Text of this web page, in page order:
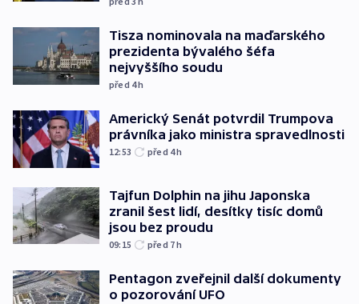
Tisza nominovala na maďarského
prezidenta bývalého šéfa
nejvyššího soudu
před 4h
Americký Senát potvrdil Trumpova
právníka jako ministra spravedlnosti
12:53 před 4h
Tajfun Dolphin na jihu Japonska
zranil šest lidí, desítky tisíc domů
jsou bez proudu
09:15 před 7h
Pentagon zveřejnil další dokumenty
o pozorování UFO